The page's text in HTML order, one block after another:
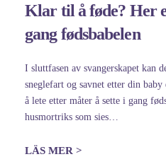
Klar til å føde? Her
gang fødsbabelen
I sluttfasen av svangerskapet kan
sneglefart og savnet etter din
å lete etter måter å sette i gang
husmortriks som sies…
LÄS MER >